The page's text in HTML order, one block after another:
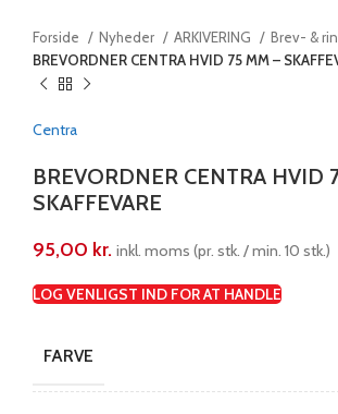
Forside Nyheder ARKIVERING
Brev- &
BREVORDNER CENTRA HVID 75 MM –
Centra
BREVORDNER CENTRA HVID
SKAFFEVARE
95,00 kr. inkl. moms (pr. stk. / min. 10 stk.)
LOG VENLIGST IND FOR AT HANDLE
FARVE